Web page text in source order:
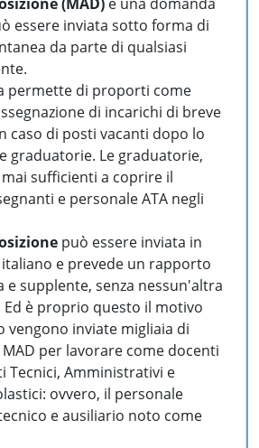
essere inviata sotto forma di
da parte di qualsiasi
permette di proporti come
di incarichi di breve
caso di posti vacanti dopo lo
graduatorie. Le graduatorie,
sufficienti a coprire il
e personale ATA negli
può essere inviata in
e prevede un rapporto
supplente, senza nessun'altra
è proprio questo il motivo
vengono inviate migliaia di
per lavorare come docenti
Tecnici, Amministrativi e
ovvero, il personale
e ausiliario noto come